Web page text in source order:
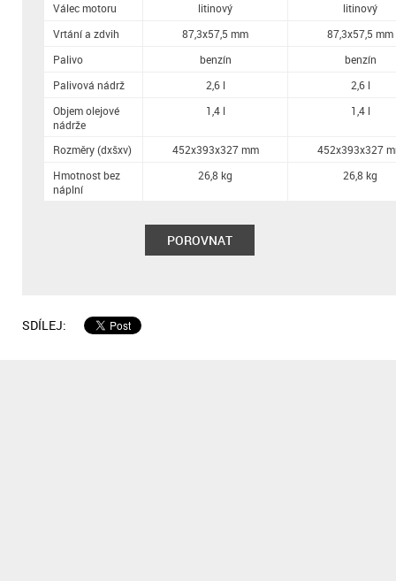
Válec motoru
Vrtání a zdvih
Palivo
Palivová nádrž
Objem olejové
nádrže
Rozměry (dxšxv)
Hmotnost bez
náplní
litinový
litinový
87,3x57,5 mm
87,3x57,5 mm
benzín
benzín
2,6 l
2,6 l
1,4 l
1,4 l
452x393x327 mm
452x393x327
26,8 kg
26,8 kg
POROVNAT
SDÍLEJ: